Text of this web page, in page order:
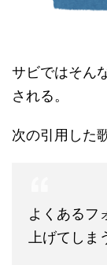
サビではそん
される。
次の引用した
よくあるフ
上げてしま